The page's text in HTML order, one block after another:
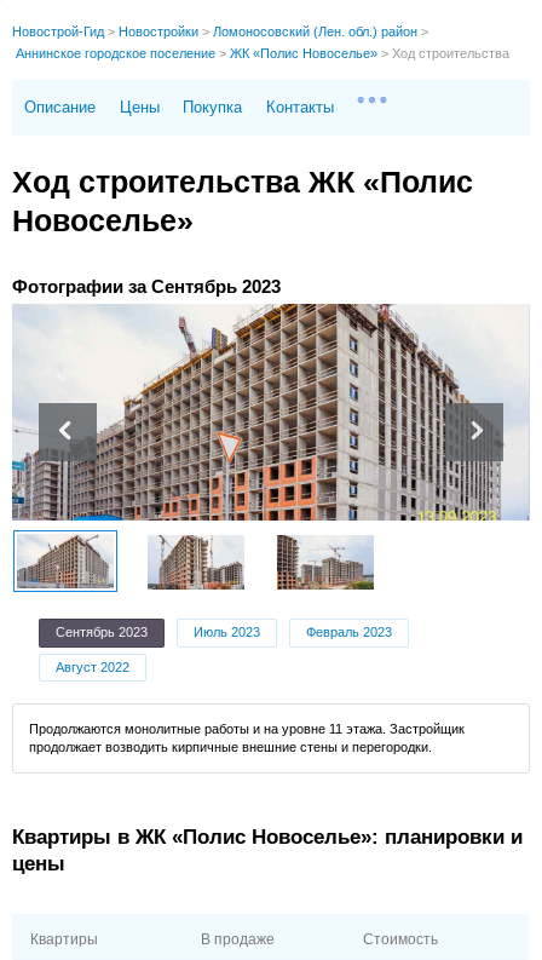
Новострой-Гид > Новостройки > Ломоносовский (Лен. обл.) район >
Аннинское городское поселение > ЖК «Полис Новоселье» > Ход строительства
Описание Цены Покупка Контакты
Ход строительства ЖК «Полис
Новоселье»
Фотографии за Сентябрь 2023
Сентябрь 2023 Июль 2023 Февраль 2023
Август 2022
Продолжаются монолитные работы и на уровне 11 этажа. Застройщик
продолжает возводить кирпичные внешние стены и перегородки.
Квартиры в ЖК «Полис Новоселье»: планировки и
цены
Квартиры В продаже Стоимость